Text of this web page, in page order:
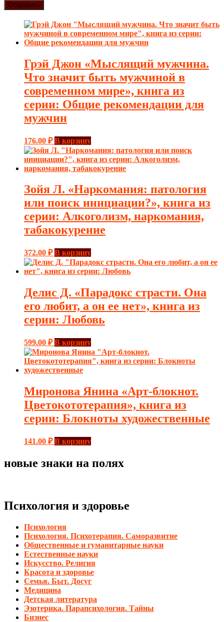
Грэй Джон «Мыслящий мужчина.
Что значит быть мужчиной в
современном мире», книга из
серии: Общие рекомендации для
мужчин
176.00 ₽ В корзину
Зойя Л. «Наркомания: патология
или поиск инициации?», книга из
серии: Алкоголизм, наркомания,
табакокурение
372.00 ₽ В корзину
Делис Д. «Парадокс страсти. Она
его любит, а он ее нет», книга из
серии: Любовь
599.00 ₽ В корзину
Миронова Янина «Арт-блокнот.
Цветокототерапия», книга из
серии: Блокноты художественные
141.00 ₽ В корзину
новые знаки на полях
Психология и здоровье
Психология
Психология. Психотерапия. Саморазвитие
Общественные и гуманитарные науки
Естественные науки
Искусство. Религия
Красота и здоровье
Семья. Быт. Досуг
Медицина
Детская литература
Эзотерика. Парапсихология. Тайны
Бизнес